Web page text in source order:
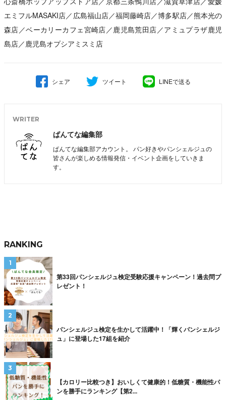
エミフルMASAKI店／広島福山店／福岡藤崎店／博多駅店／熊本光の
森店／ベーカリーカフェ宮崎店／鹿児島荒田店／アミュプラザ鹿児
島店／鹿児島オプシアミスミ店
シェア ツイート LINEで送る
WRITER
ぱんてな編集部
ぱんてな編集部アカウント。 パン好きやパンシェルジュの
皆さんが楽しめる情報発信・イベント企画をしていきま
す。
RANKING
第33回パンシェルジュ検定受験応援キャンペーン！過去問プ
レゼント！
パンシェルジュ検定を生かして活躍中！「輝くパンシェルジ
ュ」に登場した17組を紹介
【カロリー比較つき】おいしくて健康的！低糖質・機能性パ
ンを勝手にランキング【第2...